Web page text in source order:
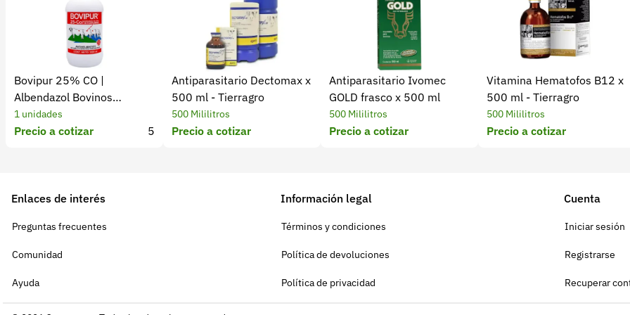
Bovipur 25% CO |
Albendazol Bovinos
Antiparasitario
1 unidades
Precio a cotizar 5
Antiparasitario Dectomax x
500 ml - Tierragro
500 Mililitros
Precio a cotizar
Antiparasitario Ivomec
GOLD frasco x 500 ml
500 Mililitros
Precio a cotizar
Vitamina Hematofos B12 x
500 ml - Tierragro
500 Mililitros
Precio a cotizar
Enlaces de interés
Preguntas frecuentes
Comunidad
Ayuda
Información legal
Términos y condiciones
Política de devoluciones
Política de privacidad
Cuenta
Iniciar sesión
Registrarse
Recuperar